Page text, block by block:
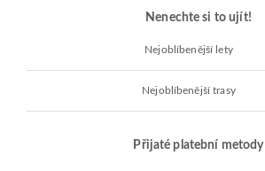
Nenechte si to ujít!
Nejoblíbenější lety
Nejoblíbenější trasy
Přijaté platební metody